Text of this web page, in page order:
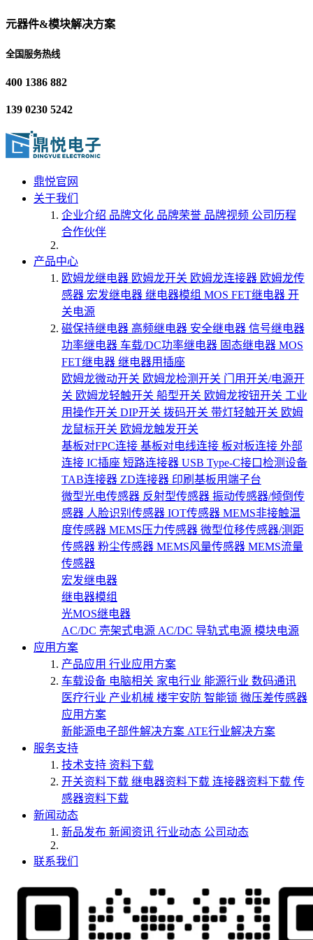
元器件&模块解决方案
全国服务热线
400 1386 882
139 0230 5242
鼎悦官网
关于我们
企业介绍 品牌文化 品牌荣誉 品牌视频 公司历程
合作伙伴
产品中心
欧姆龙继电器 欧姆龙开关 欧姆龙连接器 欧姆龙传
感器 宏发继电器 继电器模组 MOS FET继电器 开
关电源
磁保持继电器 高频继电器 安全继电器 信号继电器
功率继电器 车载/DC功率继电器 固态继电器 MOS
FET继电器 继电器用插座
欧姆龙微动开关 欧姆龙检测开关 门用开关/电源开
关 欧姆龙轻触开关 船型开关 欧姆龙按钮开关 工业
用操作开关 DIP开关 拨码开关 带灯轻触开关 欧姆
龙鼠标开关 欧姆龙触发开关
基板对FPC连接 基板对电线连接 板对板连接 外部
连接 IC插座 短路连接器 USB Type-C接口检测设备
TAB连接器 ZD连接器 印刷基板用端子台
微型光电传感器 反射型传感器 振动传感器/倾倒传
感器 人脸识别传感器 IOT传感器 MEMS非接触温
度传感器 MEMS压力传感器 微型位移传感器/测距
传感器 粉尘传感器 MEMS风量传感器 MEMS流量
传感器
宏发继电器
继电器模组
光MOS继电器
AC/DC 壳架式电源 AC/DC 导轨式电源 模块电源
应用方案
产品应用 行业应用方案
车载设备 电脑相关 家电行业 能源行业 数码通讯
医疗行业 产业机械 楼宇安防 智能锁 微压差传感器
应用方案
新能源电子部件解决方案 ATE行业解决方案
服务支持
技术支持 资料下载
开关资料下载 继电器资料下载 连接器资料下载 传
感器资料下载
新闻动态
新品发布 新闻资讯 行业动态 公司动态
联系我们